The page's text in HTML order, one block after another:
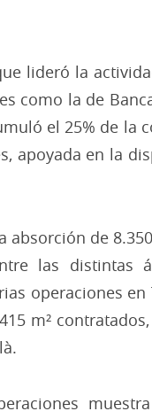
lideró la
como la de
el 25% de la
apoyada en la
absorción de
las distintas
operaciones
m²